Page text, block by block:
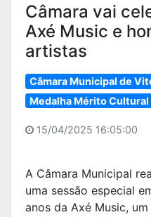
Câmara vai
Axé Music e
artistas
Câmara Municipal de
Medalha Mérito Cultural
15/04/2025 16:05:00
A Câmara Municipal
uma sessão especial
anos da Axé Music,